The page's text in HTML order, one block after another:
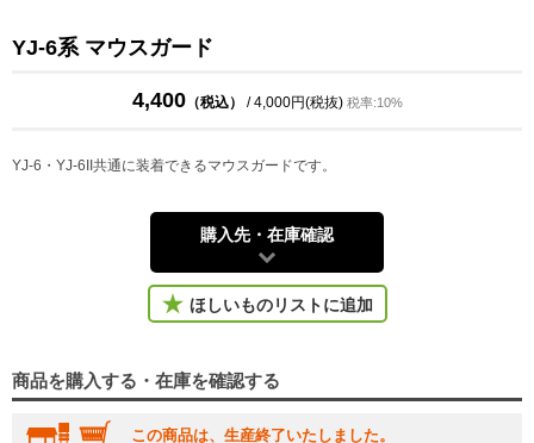
YJ-6系 マウスガード
4,400（税込） / 4,000円(税抜) 税率:10%
YJ-6・YJ-6II共通に装着できるマウスガードです。
購入先・在庫確認
ほしいものリストに追加
商品を購入する・在庫を確認する
この商品は、生産終了いたしました。